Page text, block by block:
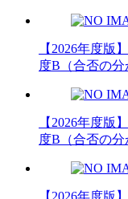
【2026年度版
度B（合否の分
【2026年度版
度B（合否の分
【2026年度版